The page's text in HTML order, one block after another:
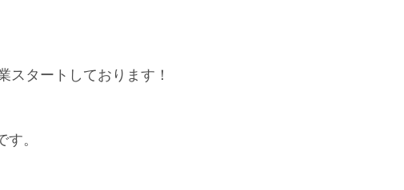
スタートしております！
。